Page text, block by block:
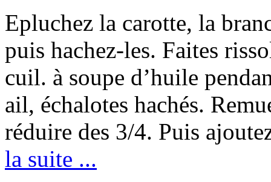
Epluchez la carotte, la
puis hachez-les. Faites
cuil. à soupe d’huile
ail, échalotes hachés.
réduire des 3/4. Puis
la suite ...